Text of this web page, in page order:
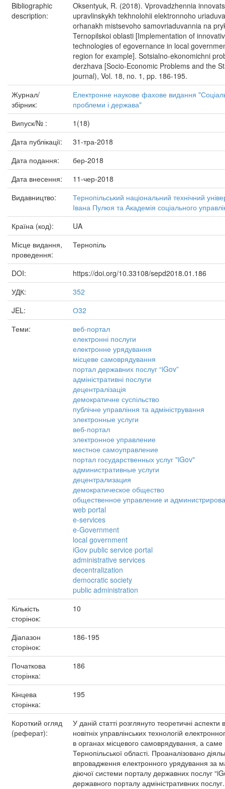
Bibliographic
description:
Oksentyuk, R. (2018). Vprovadzhennia
upravlinskykh tekhnolohii elektronnoho
orhanakh mistsevoho samovriaduvannia na
Ternopilskoi oblasti [Implementation of
technologies of egovernance in local
region for example]. Sotsialno-ekonomichni
derzhava [Socio-Economic Problems and the
journal), Vol. 18, no. 1, pp. 186-195.
Журнал/
збірник:
Електронне наукове фахове видання
проблеми і держава"
Випуск/№ :
1(18)
Дата публікації:
31-тра-2018
Дата подання:
бер-2018
Дата внесення:
11-чер-2018
Видавництво:
Тернопільський національний технічний
Івана Пулюя та Академія соціального
Країна (код):
UA
Місце видання,
проведення:
Тернопіль
DOI:
https://doi.org/10.33108/sepd2018.01.186
УДК:
352
JEL:
О32
Теми:
веб-портал
електронні послуги
електронне урядування
місцеве самоврядування
портал державних послуг “iGov”
адміністративні послуги
децентралізація
демократичне суспільство
публічне управління та адміністрування
электронные услуги
веб-портал
электронное управление
местное самоуправление
портал государственных услуг "iGov"
административные услуги
децентрализация
демократическое общество
общественное управление и
web portal
e-services
e-Government
local government
iGov public service portal
administrative services
decentralization
democratic society
public administration
Кількість
сторінок:
10
Діапазон
сторінок:
186-195
Початкова
сторінка:
186
Кінцева
сторінка:
195
Короткий огляд
(реферат):
У даній статті розглянуто теоретичні
новітніх управлінських технологій
в органах місцевого самоврядування, а саме
Тернопільської області. Проаналізовано
впровадження електронного урядування за
діючої системи порталу державних послуг
державного порталу адміністративних послуг.